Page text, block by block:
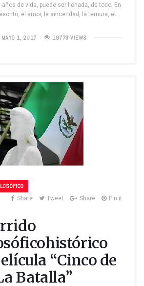
de vida, puede ser llenada, de todo. En
el amor, la sinceridad, la ternura, el…
MAYO 1, 2017 19773 VIEWS
Share Tweet Share Pin it
“Cinco de
Batalla”